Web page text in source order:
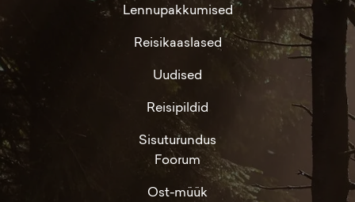
Lennupakkumised
Reisikaaslased
Uudised
Reisipildid
Sisuturundus
Foorum
Ost-müük